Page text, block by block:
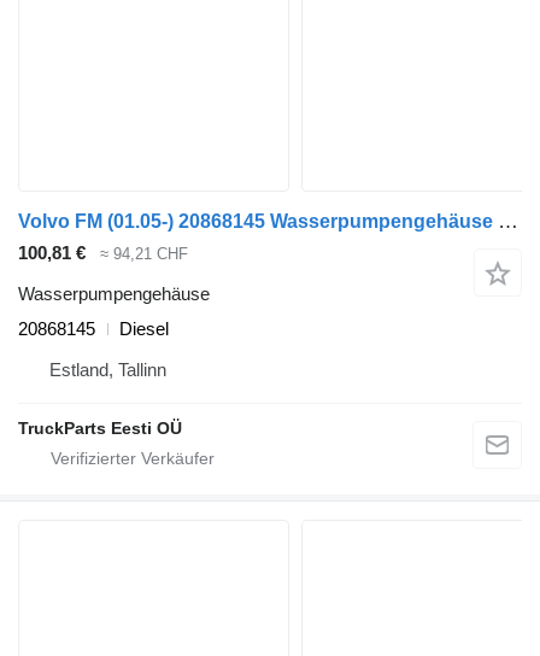
Volvo FM (01.05-) 20868145 Wasserpumpengehäuse für Volvo FM7-FM12, FM, FMX (1998-2014) Sattelzugmaschine
100,81 € ≈ 94,21 CHF
Wasserpumpengehäuse
20868145
Diesel
Estland, Tallinn
TruckParts Eesti OÜ